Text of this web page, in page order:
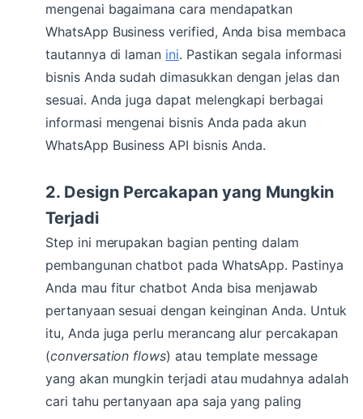
mengenai bagaimana cara mendapatkan
WhatsApp Business verified, Anda bisa membaca
tautannya di laman ini. Pastikan segala informasi
bisnis Anda sudah dimasukkan dengan jelas dan
sesuai. Anda juga dapat melengkapi berbagai
informasi mengenai bisnis Anda pada akun
WhatsApp Business API bisnis Anda.
2. Design Percakapan yang Mungkin
Terjadi
Step ini merupakan bagian penting dalam
pembangunan chatbot pada WhatsApp. Pastinya
Anda mau fitur chatbot Anda bisa menjawab
pertanyaan sesuai dengan keinginan Anda. Untuk
itu, Anda juga perlu merancang alur percakapan
(conversation flows) atau template message
yang akan mungkin terjadi atau mudahnya adalah
cari tahu pertanyaan apa saja yang paling